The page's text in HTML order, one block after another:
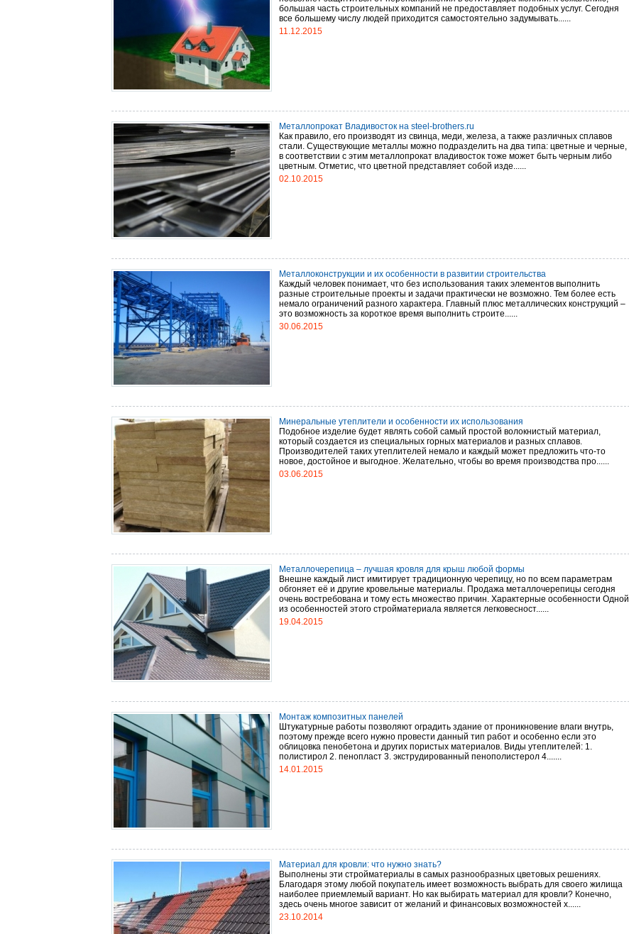
большая часть строительных компаний не предоставляет подобных услуг. Сегодня
все большему числу людей приходится самостоятельно задумывать......
11.12.2015
Металлопрокат Владивосток на steel-brothers.ru
Как правило, его производят из свинца, меди, железа, а также различных сплавов
стали. Существующие металлы можно подразделить на два типа: цветные и черные,
в соответствии с этим металлопрокат владивосток тоже может быть черным либо
цветным. Отметис, что цветной представляет собой изде......
02.10.2015
Металлоконструкции и их особенности в развитии строительства
Каждый человек понимает, что без использования таких элементов выполнить
разные строительные проекты и задачи практически не возможно. Тем более есть
немало ограничений разного характера. Главный плюс металлических конструкций –
это возможность за короткое время выполнить строите......
30.06.2015
Минеральные утеплители и особенности их использования
Подобное изделие будет являть собой самый простой волокнистый материал,
который создается из специальных горных материалов и разных сплавов.
Производителей таких утеплителей немало и каждый может предложить что-то
новое, достойное и выгодное. Желательно, чтобы во время производства про......
03.06.2015
Металлочерепица – лучшая кровля для крыш любой формы
Внешне каждый лист имитирует традиционную черепицу, но по всем параметрам
обгоняет её и другие кровельные материалы. Продажа металлочерепицы сегодня
очень востребована и тому есть множество причин. Характерные особенности Одной
из особенностей этого стройматериала является легковесност......
19.04.2015
Монтаж композитных панелей
Штукатурные работы позволяют оградить здание от проникновение влаги внутрь,
поэтому прежде всего нужно провести данный тип работ и особенно если это
облицовка пенобетона и других пористых материалов. Виды утеплителей: 1.
полистирол 2. пенопласт 3. экструдированный пенополистерол 4.......
14.01.2015
Материал для кровли: что нужно знать?
Выполнены эти стройматериалы в самых разнообразных цветовых решениях.
Благодаря этому любой покупатель имеет возможность выбрать для своего жилища
наиболее приемлемый вариант. Но как выбирать материал для кровли? Конечно,
здесь очень многое зависит от желаний и финансовых возможностей х......
23.10.2014